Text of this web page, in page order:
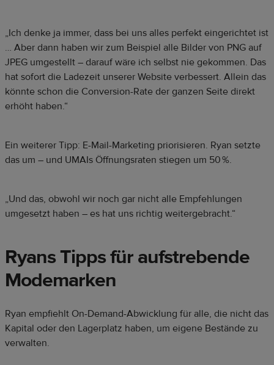
„Ich denke ja immer, dass bei uns alles perfekt eingerichtet ist
… Aber dann haben wir zum Beispiel alle Bilder von PNG auf
JPEG umgestellt – darauf wäre ich selbst nie gekommen. Das
hat sofort die Ladezeit unserer Website verbessert. Allein das
könnte schon die Conversion-Rate der ganzen Seite direkt
erhöht haben.“
Ein weiterer Tipp: E-Mail-Marketing priorisieren. Ryan setzte
das um – und UMAIs Öffnungsraten stiegen um 50 %.
„Und das, obwohl wir noch gar nicht alle Empfehlungen
umgesetzt haben – es hat uns richtig weitergebracht.“
Ryans Tipps für aufstrebende
Modemarken
Ryan empfiehlt On-Demand-Abwicklung für alle, die nicht das
Kapital oder den Lagerplatz haben, um eigene Bestände zu
verwalten.